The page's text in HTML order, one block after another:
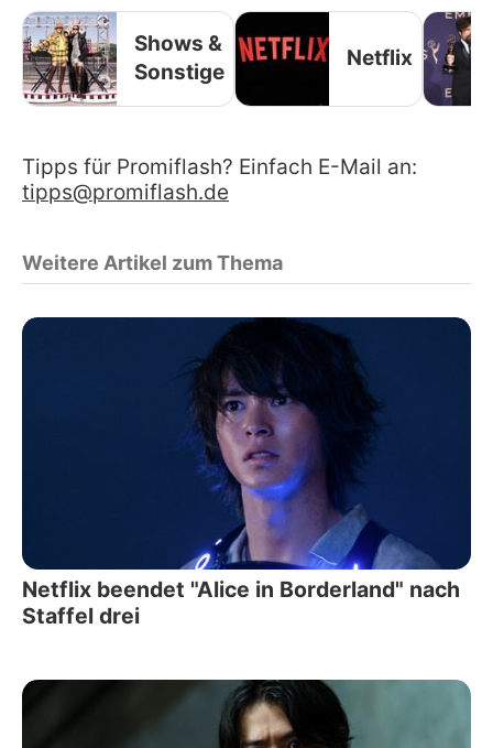
Shows &
Sonstige
Netflix
Tipps für Promiflash? Einfach E-Mail an:
tipps@promiflash.de
Weitere Artikel zum Thema
Netflix beendet "Alice in Borderland" nach
Staffel drei